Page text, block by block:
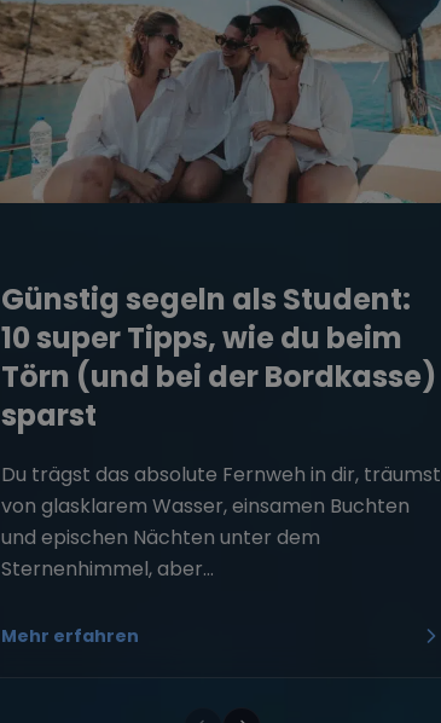
Günstig segeln als Student:
10 super Tipps, wie du beim
Törn (und bei der Bordkasse)
sparst
Du trägst das absolute Fernweh in dir, träumst
von glasklarem Wasser, einsamen Buchten
und epischen Nächten unter dem
Sternenhimmel, aber...
Mehr erfahren